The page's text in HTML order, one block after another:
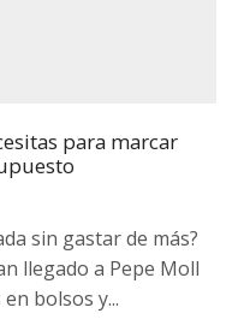
para marcar
sin gastar de más?
llegado a Pepe Moll
bolsos y...